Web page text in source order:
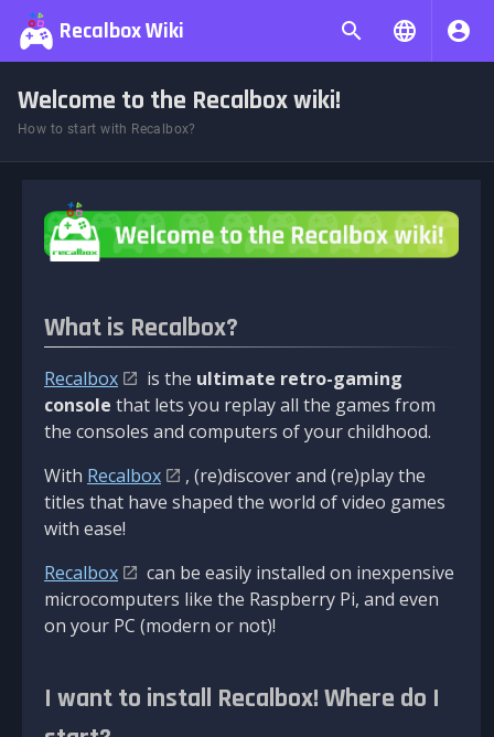
Recalbox Wiki
Welcome to the Recalbox wiki!
How to start with Recalbox?
What is Recalbox?
Recalbox is the ultimate retro-gaming
console that lets you replay all the games from
the consoles and computers of your childhood.
With Recalbox
, (re)discover and (re)play the
titles that have shaped the world of video games
with ease!
Recalbox
can be easily installed on inexpensive
microcomputers like the Raspberry Pi, and even
on your PC (modern or not)!
I want to install Recalbox! Where do I